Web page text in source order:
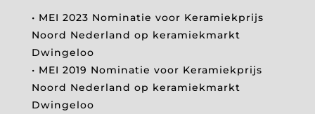
• MEI 2023 Nominatie voor Keramiekprijs
Noord Nederland op keramiekmarkt
Dwingeloo
• MEI 2019 Nominatie voor Keramiekprijs
Noord Nederland op keramiekmarkt
Dwingeloo